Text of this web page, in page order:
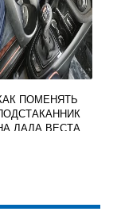
ПОМЕНЯТЬ
ЛАДА ВЕСТА